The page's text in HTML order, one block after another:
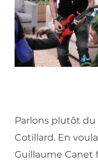
Parlons plutôt
Cotillard. En
Guillaume Canet